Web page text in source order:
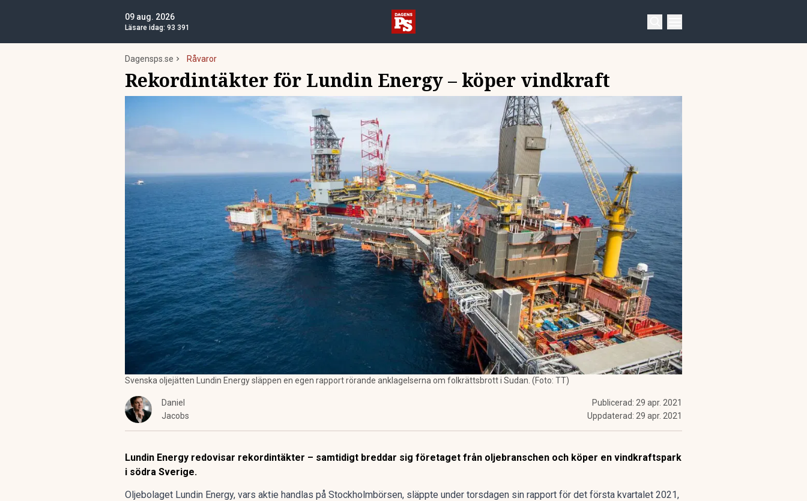
09 aug. 2026
Läsare idag: 93 391
Dagensps.se Råvaror
Rekordintäkter för Lundin Energy – köper vindkraft
Svenska oljejätten Lundin Energy släppen en egen rapport rörande anklagelserna om folkrättsbrott i Sudan. (Foto: TT)
Daniel
Jacobs
Publicerad: 29 apr. 2021
Uppdaterad: 29 apr. 2021
Lundin Energy redovisar rekordintäkter – samtidigt breddar sig företaget från oljebranschen och köper en vindkraftspark
i södra Sverige.
Oljebolaget Lundin Energy, vars aktie handlas på Stockholmbörsen, släppte under torsdagen sin rapport för det första kvartalet 2021,